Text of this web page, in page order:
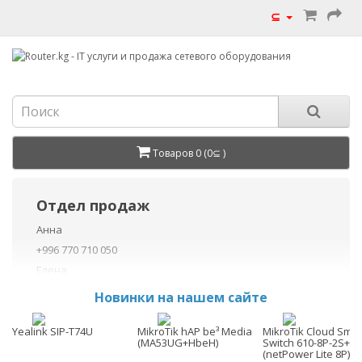
⊆
Товаров 0 (0⊆ )
Отдел продаж
Анна
+996 770 710 050
Елена
+996 770 710 040
+996 755 710 050
Данил
Новинки на нашем сайте
Yealink SIP-T74U MikroTik hAP be³ Media
(MA53UG+HbeH)
MikroTik Cloud
Switch 610-8P-
(netPower Lite 8P)